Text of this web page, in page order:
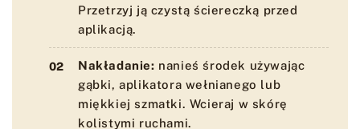
Przetrzyj ją czystą ściereczką przed
aplikacją.
Nakładanie: nanieś środek używając
gąbki, aplikatora wełnianego lub
miękkiej szmatki. Wcieraj w skórę
kolistymi ruchami.